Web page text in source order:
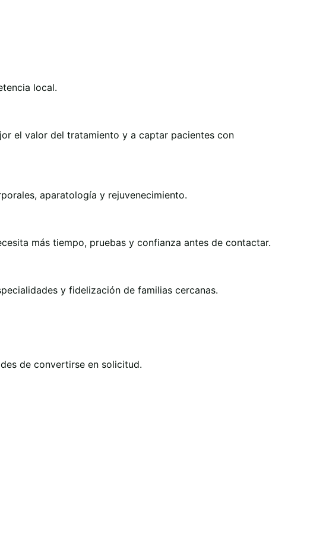
local.
el valor del tratamiento y a captar pacientes con
aparatología y rejuvenecimiento.
más tiempo, pruebas y confianza antes de contactar.
y fidelización de familias cercanas.
de convertirse en solicitud.